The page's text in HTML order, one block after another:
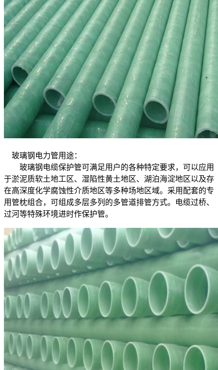
玻璃钢电力管用途：
玻璃钢电缆保护管可满足用户的各种特定要求，可以应用
于淤泥质软土地工区、湿陷性黄土地区、湖泊海淀地区以及存
在高深度化学腐蚀性介质地区等多种场地区域。采用配套的专
用管枕组合，可组成多层多列的多管道排管方式。电缆过桥、
过河等特殊环境进时作保护管。